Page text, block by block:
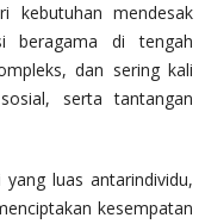
kebutuhan mendesak
beragama di tengah
dan sering kali
serta tantangan
luas antarindividu,
kesempatan